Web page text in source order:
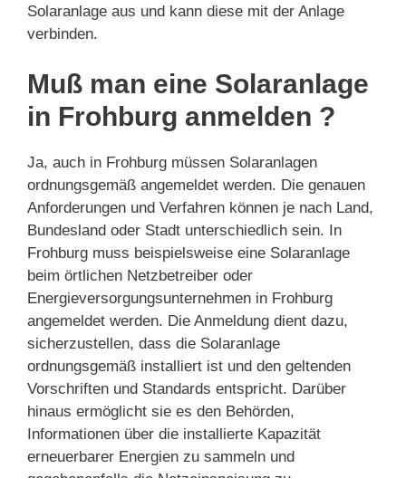
Solaranlage aus und kann diese mit der Anlage
verbinden.
Muß man eine Solaranlage
in Frohburg anmelden ?
Ja, auch in Frohburg müssen Solaranlagen
ordnungsgemäß angemeldet werden. Die genauen
Anforderungen und Verfahren können je nach Land,
Bundesland oder Stadt unterschiedlich sein. In
Frohburg muss beispielsweise eine Solaranlage
beim örtlichen Netzbetreiber oder
Energieversorgungsunternehmen in Frohburg
angemeldet werden. Die Anmeldung dient dazu,
sicherzustellen, dass die Solaranlage
ordnungsgemäß installiert ist und den geltenden
Vorschriften und Standards entspricht. Darüber
hinaus ermöglicht sie es den Behörden,
Informationen über die installierte Kapazität
erneuerbarer Energien zu sammeln und